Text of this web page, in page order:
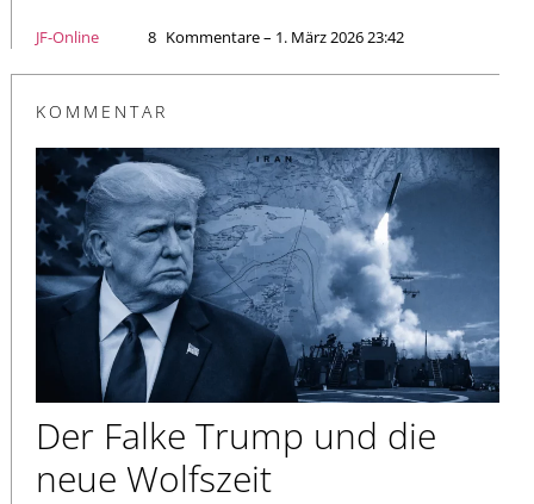
JF-Online 8 Kommentare – 1. März 2026 23:42
KOMMENTAR
Der Falke Trump und die
neue Wolfszeit